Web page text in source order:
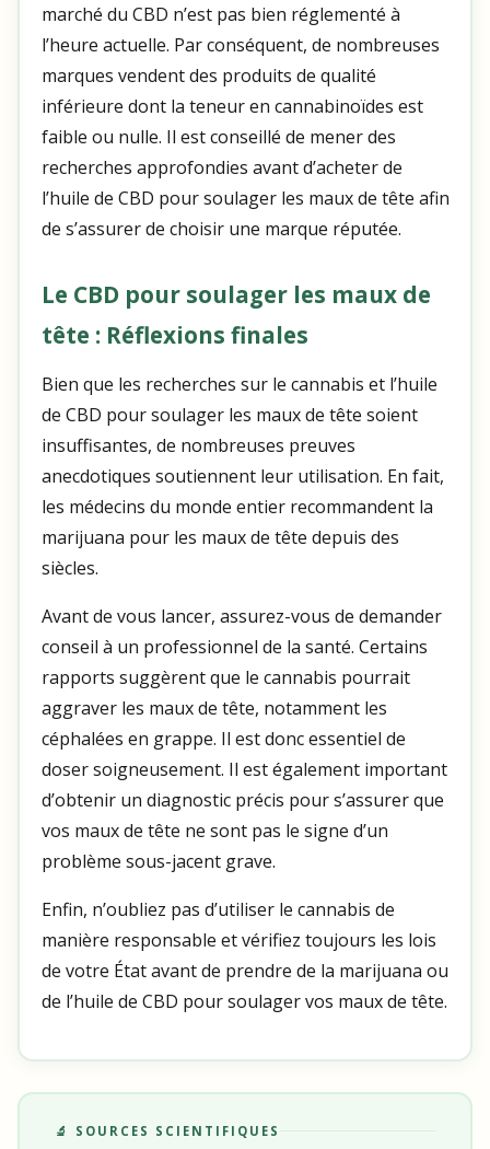
marché du CBD n’est pas bien réglementé à
l’heure actuelle. Par conséquent, de nombreuses
marques vendent des produits de qualité
inférieure dont la teneur en cannabinoïdes est
faible ou nulle. Il est conseillé de mener des
recherches approfondies avant d’acheter de
l’huile de CBD pour soulager les maux de tête afin
de s’assurer de choisir une marque réputée.
Le CBD pour soulager les maux de
tête : Réflexions finales
Bien que les recherches sur le cannabis et l’huile
de CBD pour soulager les maux de tête soient
insuffisantes, de nombreuses preuves
anecdotiques soutiennent leur utilisation. En fait,
les médecins du monde entier recommandent la
marijuana pour les maux de tête depuis des
siècles.
Avant de vous lancer, assurez-vous de demander
conseil à un professionnel de la santé. Certains
rapports suggèrent que le cannabis pourrait
aggraver les maux de tête, notamment les
céphalées en grappe. Il est donc essentiel de
doser soigneusement. Il est également important
d’obtenir un diagnostic précis pour s’assurer que
vos maux de tête ne sont pas le signe d’un
problème sous-jacent grave.
Enfin, n’oubliez pas d’utiliser le cannabis de
manière responsable et vérifiez toujours les lois
de votre État avant de prendre de la marijuana ou
de l’huile de CBD pour soulager vos maux de tête.
🔬 SOURCES SCIENTIFIQUES